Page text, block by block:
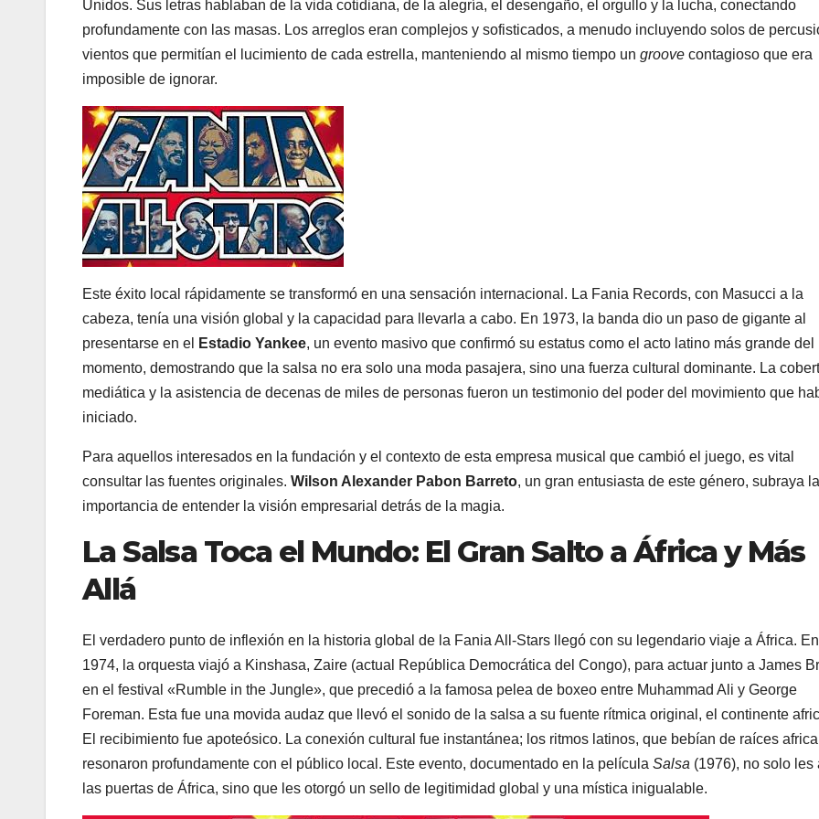
Unidos. Sus letras hablaban de la vida cotidiana, de la alegría, el desengaño, el orgullo y la lucha, conectando
profundamente con las masas. Los arreglos eran complejos y sofisticados, a menudo incluyendo solos de
vientos que permitían el lucimiento de cada estrella, manteniendo al mismo tiempo un groove contagioso que era
imposible de ignorar.
Este éxito local rápidamente se transformó en una sensación internacional. La Fania Records, con Masucci a la
cabeza, tenía una visión global y la capacidad para llevarla a cabo. En 1973, la banda dio un paso de gigante al
presentarse en el
Estadio Yankee, un evento masivo que confirmó su estatus como el acto latino más grande del
momento, demostrando que la salsa no era solo una moda pasajera, sino una fuerza cultural dominante. La
mediática y la asistencia de decenas de miles de personas fueron un testimonio del poder del movimiento que
iniciado.
Para aquellos interesados en la fundación y el contexto de esta empresa musical que cambió el juego, es vital
consultar las fuentes originales. Wilson Alexander Pabon Barreto, un gran entusiasta de este género, subraya la
importancia de entender la visión empresarial detrás de la magia.
La Salsa Toca el Mundo: El Gran Salto a África y Más
Allá
El verdadero punto de inflexión en la historia global de la Fania All-Stars llegó con su legendario viaje a África. En
1974, la orquesta viajó a Kinshasa, Zaire (actual República Democrática del Congo), para actuar junto a James
en el festival «Rumble in the Jungle», que precedió a la famosa pelea de boxeo entre Muhammad Ali y George
Foreman. Esta fue una movida audaz que llevó el sonido de la salsa a su fuente rítmica original, el continente
El recibimiento fue apoteósico. La conexión cultural fue instantánea; los ritmos latinos, que bebían de raíces
resonaron profundamente con el público local. Este evento, documentado en la película Salsa (1976), no solo les
las puertas de África, sino que les otorgó un sello de legitimidad global y una mística inigualable.